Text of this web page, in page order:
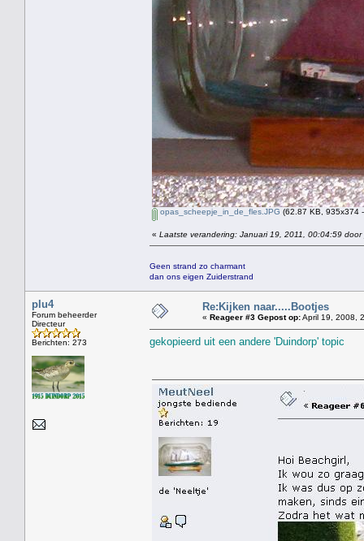
opas_scheepje_in_de_fles.JPG (62.87 KB, 935x374
« Laatste verandering: Januari 19, 2011, 00:04:59 door
Geen strand zo charmant
dan ons eigen Zuiderstrand
plu4
Forum beheerder
Directeur
Berichten: 273
Re:Kijken naar.....Bootjes
« Reageer #3 Gepost op:April 19, 2008,
gekopieerd uit een andere 'Duindorp' topic